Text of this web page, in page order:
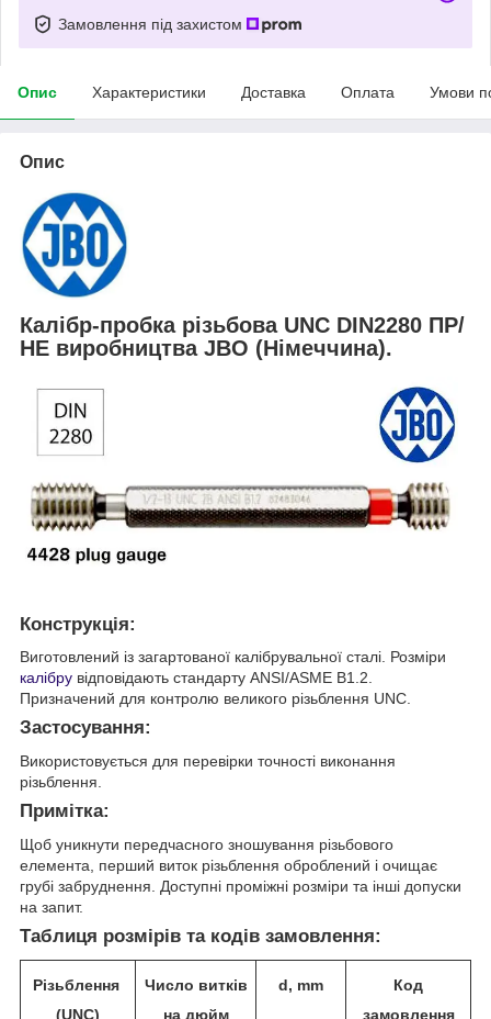
Замовлення під захистом
Опис Характеристики Доставка Оплата Умови
Опис
Калібр-пробка різьбова UNC DIN2280 ПР/
НЕ виробництва JBO (Німеччина).
Конструкція:
Виготовлений із загартованої калібрувальної сталі. Розміри
калібру відповідають стандарту ANSI/ASME B1.2.
Призначений для контролю великого різьблення UNC.
Застосування:
Використовується для перевірки точності виконання
різьблення.
Примітка:
Щоб уникнути передчасного зношування різьбового
елемента, перший виток різьблення оброблений і очищає
грубі забруднення. Доступні проміжні розміри та інші допуски
на запит.
Таблиця розмірів та кодів замовлення:
Різьблення
(UNC)
Число витків
на дюйм
d, mm
Код
замовлення